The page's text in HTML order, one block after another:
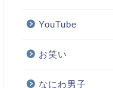
YouTube
お笑い
なにわ男子